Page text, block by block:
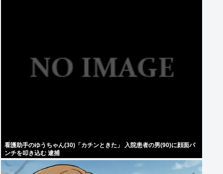
看護助手のゆうちゃん(30)「カチンときた」 入院患者の男(90)に顔面パ
ンチを叩き込む 逮捕